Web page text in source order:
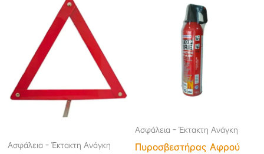
Ασφάλεια - Έκτακτη Ανάγκη
Ασφάλεια - Έκτακτη Ανάγκη
Πυροσβεστήρας Αφρού